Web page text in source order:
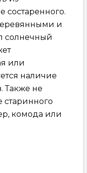
состаренного.
и
солнечный
или
наличие
Также не
старинного
комода или